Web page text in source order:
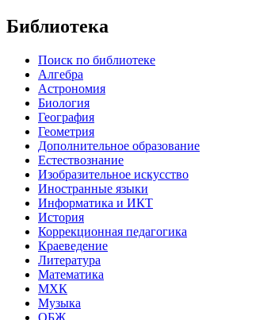
Библиотека
Поиск по библиотеке
Алгебра
Астрономия
Биология
География
Геометрия
Дополнительное образование
Естествознание
Изобразительное искусство
Иностранные языки
Информатика и ИКТ
История
Коррекционная педагогика
Краеведение
Литература
Математика
МХК
Музыка
ОБЖ